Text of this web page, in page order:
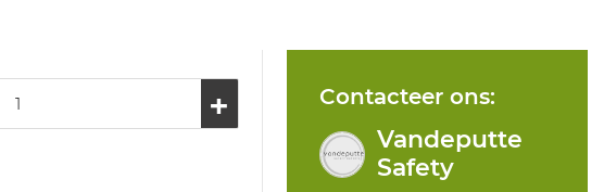
Contacteer ons:
Vandeputte
Safety